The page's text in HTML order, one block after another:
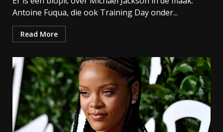
Antoine Fuqua, die ook Training Day onder...
Read More